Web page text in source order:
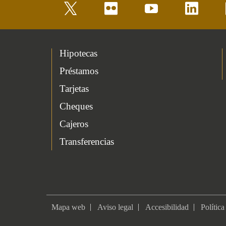
flickr youtube linkedin
Hipotecas
Préstamos
Tarjetas
Cheques
Cajeros
Transferencias
Mapa web Aviso legal Accesibilidad Política